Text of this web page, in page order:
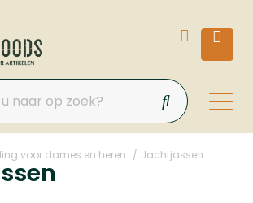
voor dames en heren Jachtjassen